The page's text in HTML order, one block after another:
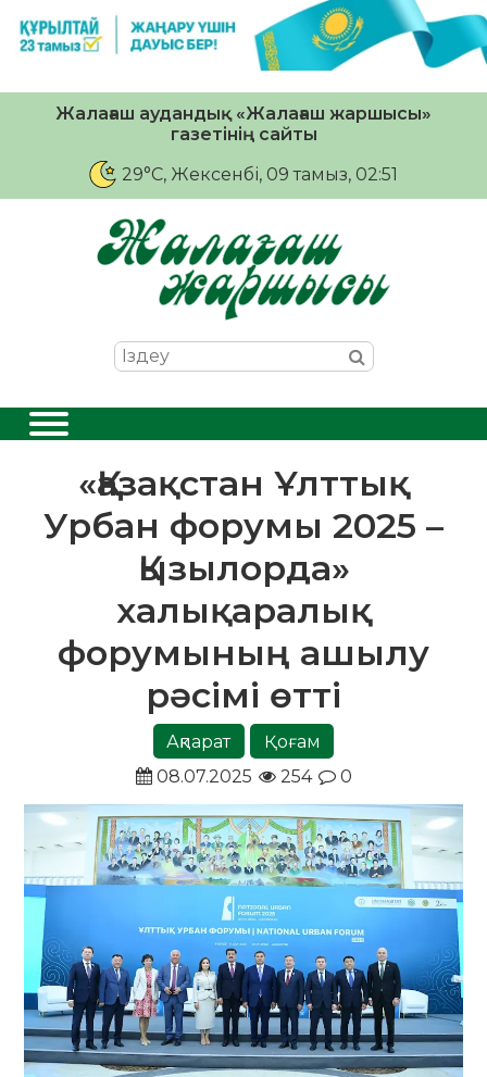
Жалағаш аудандық «Жалағаш жаршысы»
газетінің сайты
29°C, Жексенбі, 09 тамыз, 02:51
«Қазақстан Ұлттық
Урбан форумы 2025 –
Қызылорда»
халықаралық
форумының ашылу
рәсімі өтті
Ақпарат
Қоғам
08.07.2025
254 0